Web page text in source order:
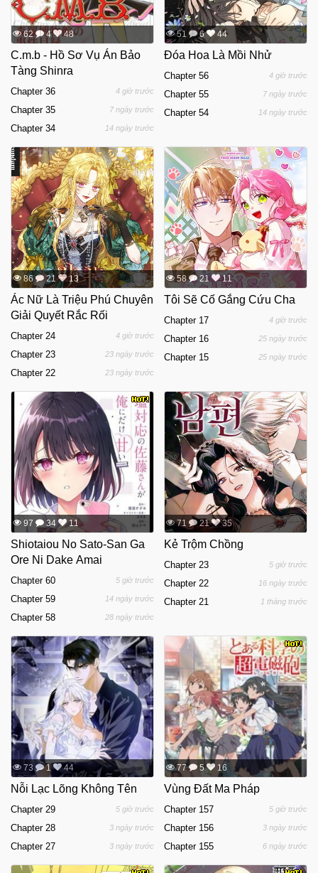
62 4 48
C.m.b - Hồ Sơ Vụ Án Bảo
Tàng Shinra
Chapter 36 4 giờ trước
Chapter 35 7 ngày trước
Chapter 34 14 ngày trước
51 6 44
Đóa Hoa Là Mồi Nhử
Chapter 56 4 giờ trước
Chapter 55 7 ngày trước
Chapter 54 14 ngày trước
86 21 13
Ác Nữ Là Triệu Phú Chuyên
Giải Quyết Rắc Rối
Chapter 24 4 giờ trước
Chapter 23 23 ngày trước
Chapter 22 23 ngày trước
58 21 11
Tôi Sẽ Cố Gắng Cứu Cha
Chapter 17 4 giờ trước
Chapter 16 25 ngày trước
Chapter 15 25 ngày trước
97 34 11
Shiotaiou No Sato-San Ga
Ore Ni Dake Amai
Chapter 60 5 giờ trước
Chapter 59 14 ngày trước
Chapter 58 28 ngày trước
71 21 35
Kẻ Trộm Chồng
Chapter 23 5 giờ trước
Chapter 22 16 ngày trước
Chapter 21 1 tháng trước
73 1 44
Nỗi Lạc Lõng Không Tên
Chapter 29 5 giờ trước
Chapter 28 3 ngày trước
Chapter 27 3 ngày trước
77 5 16
Vùng Đất Ma Pháp
Chapter 157 5 giờ trước
Chapter 156 3 ngày trước
Chapter 155 6 ngày trước